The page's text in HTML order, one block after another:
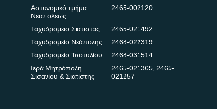
Αστυνομικό τμήμα
Νεαπόλεως
2465-002120
Ταχυδρομείο Σιάτιστας
2465-021492
Ταχυδρομείο Νεάπολης
2468-022319
Ταχυδρομείο Τσοτυλίου
2468-031514
Ιερά Μητρόπολη
Σισανίου & Σιατίστης
2465-021365, 2465-
021257